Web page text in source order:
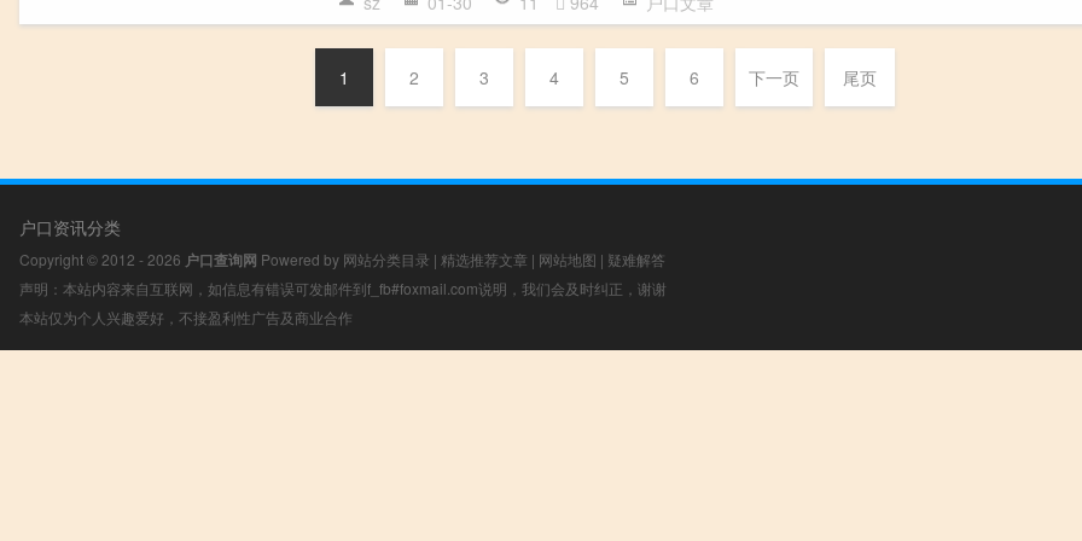
1 2 3 4 5 6 下一页 尾页
户口资讯分类
Copyright © 2012 - 2026 户口查询网 Powered by 网站分类目录 | 精选推荐文章 | 网站地图 | 疑难解答
声明：本站内容来自互联网，如信息有错误可发邮件到f_fb#foxmail.com说明，我们会及时纠正，谢谢
本站仅为个人兴趣爱好，不接盈利性广告及商业合作